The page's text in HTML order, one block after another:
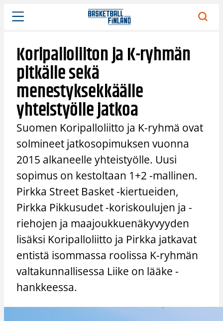
Siirry
sisältöön
Koripalloliiton ja K-ryhmän
pitkälle sekä
menestyksekkäälle
yhteistyölle jatkoa
Suomen Koripalloliitto ja K-ryhmä ovat
solmineet jatkosopimuksen vuonna
2015 alkaneelle yhteistyölle. Uusi
sopimus on kestoltaan 1+2 -mallinen.
Pirkka Street Basket -kiertueiden,
Pirkka Pikkusudet -koriskoulujen ja -
riehojen ja maajoukkuenäkyvyyden
lisäksi Koripalloliitto ja Pirkka jatkavat
entistä isommassa roolissa K-ryhmän
valtakunnallisessa Liike on lääke -
hankkeessa.